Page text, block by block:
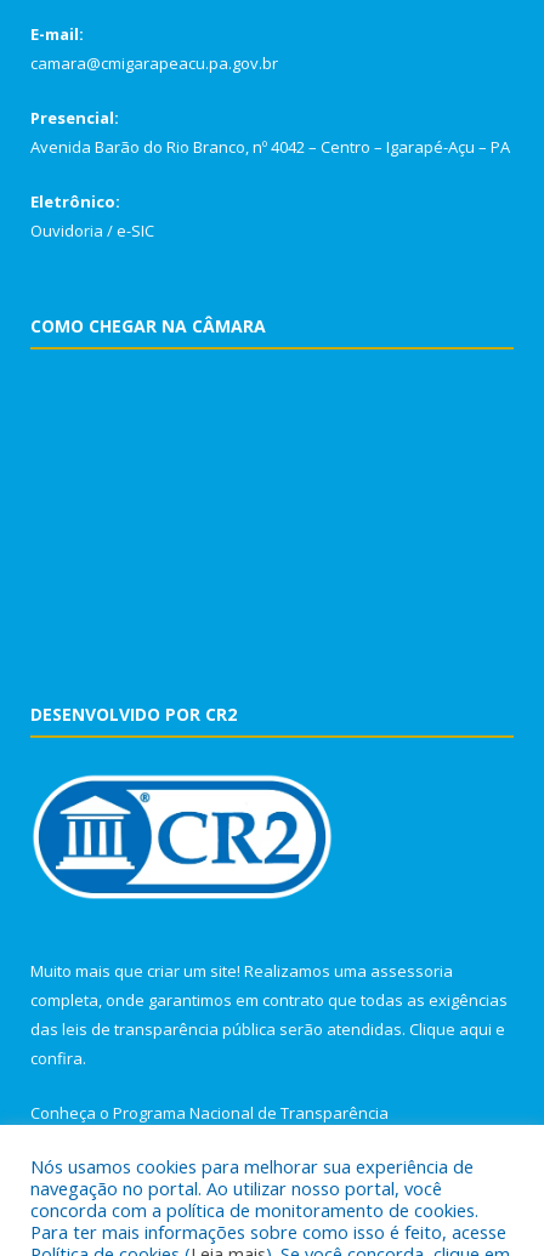
E-mail:
camara@cmigarapeacu.pa.gov.br
Presencial:
Avenida Barão do Rio Branco, nº 4042 – Centro – Igarapé-Açu – PA
Eletrônico:
Ouvidoria /e-SIC
COMO CHEGAR NA CÂMARA
DESENVOLVIDO POR CR2
Muito mais que criar um site! Realizamos uma assessoria
completa, onde garantimos em contrato que todas as exigências
das leis de transparência pública serão atendidas. Clique aqui e
confira.
Conheça o Programa Nacional de Transparência
Todos os direitos reservados a Câmara Municipal de Igarapé-
Nós usamos cookies para melhorar sua experiência de
navegação no portal. Ao utilizar nosso portal, você
concorda com a política de monitoramento de cookies.
Para ter mais informações sobre como isso é feito, acesse